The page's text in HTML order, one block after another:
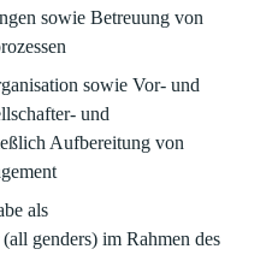
sowie Betreuung von
sowie Vor- und
und
Aufbereitung von
als
genders) im Rahmen des